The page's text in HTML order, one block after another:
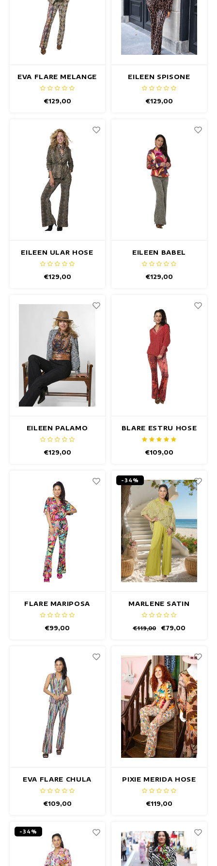
EVA FLARE MELANGE
HOSE
€129,00
EILEEN SPISONE
HOSE
€129,00
EILEEN ULAR HOSE
€129,00
EILEEN BABEL
HOSEN
€129,00
EILEEN PALAMO
HOSE
€129,00
BLARE ESTRU HOSE
€109,00
FLARE MARIPOSA
HOSE
€99,00
-34%
MARLENE SATIN
GREEN HOSE
€119,00 €79,00
EVA FLARE CHULA
HOSE
€109,00
PIXIE MERIDA HOSE
€119,00
-34%